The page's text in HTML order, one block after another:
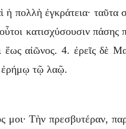
πολλὴ ἐγκράτεια· ταῦτα
κατισχύσουσιν πάσης
ἕως αἰῶνος. 4. ἐρεῖς δὲ
ἐρήμῳ τῷ λαῷ.
Τὴν πρεσβυτέραν,